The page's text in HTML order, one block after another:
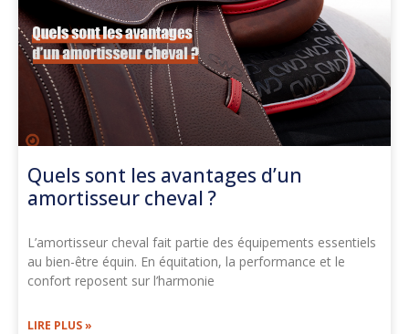
Quels sont les avantages d’un
amortisseur cheval ?
L’amortisseur cheval fait partie des équipements essentiels
au bien-être équin. En équitation, la performance et le
confort reposent sur l’harmonie
LIRE PLUS »